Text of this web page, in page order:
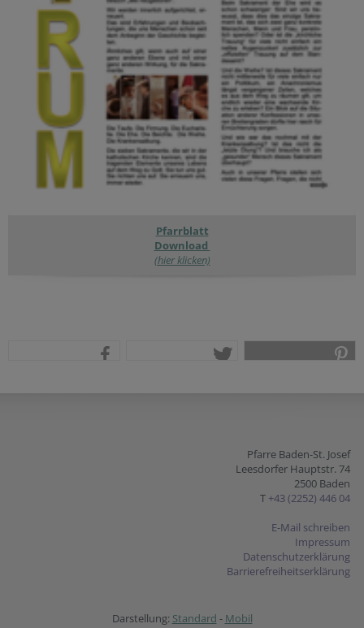
Pfarrblatt
Download
(hier klicken)
Pfarre Baden-St. Josef
Leesdorfer Hauptstr. 74
2500 Baden
T +43 (2252) 446 04
E-Mail schreiben
Impressum
Datenschutzerklärung
Barrierefreiheitserklärung
Darstellung: Standard - Mobil